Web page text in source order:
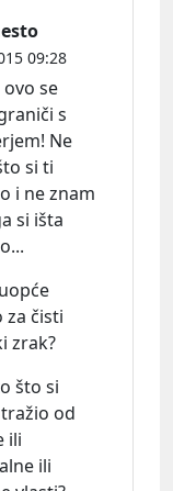
09:28
ovo se
s
Ne
si ti
i ne znam
si išta
za čisti
zrak?
što si
od
ili
ili